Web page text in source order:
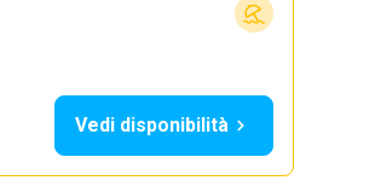
Vedi disponibilità